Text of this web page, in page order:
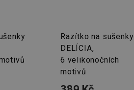
Razítko na sušenky
DELÍCIA,
6 velikonočních
motivů